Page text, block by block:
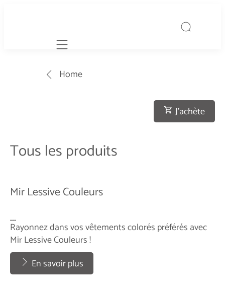
Mobile navigation
Home
J'achète
Tous les produits
Mir Lessive Couleurs
...
Rayonnez dans vos vêtements colorés préférés avec
Mir Lessive Couleurs !
...
En savoir plus